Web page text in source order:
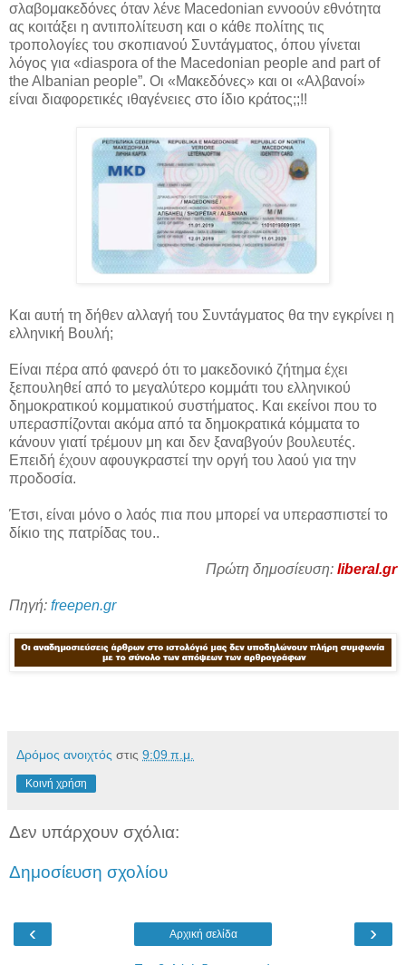
σλαβομακεδόνες όταν λένε Macedonian εννοούν εθνότητα
ας κοιτάξει η αντιπολίτευση και ο κάθε πολίτης τις
τροπολογίες του σκοπιανού Συντάγματος, όπου γίνεται
λόγος για «diaspora of the Macedonian people and part of
the Albanian people”. Οι «Μακεδόνες» και οι «Αλβανοί»
είναι διαφορετικές ιθαγένειες στο ίδιο κράτος;;!!
Και αυτή τη δήθεν αλλαγή του Συντάγματος θα την εγκρίνει η
ελληνική Βουλή;
Είναι πέρα από φανερό ότι το μακεδονικό ζήτημα έχει
ξεπουληθεί από το μεγαλύτερο κομμάτι του ελληνικού
δημοκρατικού κομματικού συστήματος. Και εκείνοι που το
υπερασπίζονται ακόμα από τα δημοκρατικά κόμματα το
κάνουν γιατί τρέμουν μη και δεν ξαναβγούν βουλευτές.
Επειδή έχουν αφουγκραστεί την οργή του λαού για την
προδοσία.
Έτσι, είναι μόνο ο λαός πια που μπορεί να υπερασπιστεί το
δίκιο της πατρίδας του..
Πρώτη δημοσίευση: liberal.gr
Πηγή: freepen.gr
Δρόμος ανοιχτός στις 9:09 π.μ.
Κοινή χρήση
Δεν υπάρχουν σχόλια:
Δημοσίευση σχολίου
‹ ›
Αρχική σελίδα